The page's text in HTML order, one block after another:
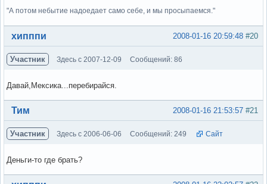
"А потом небытие надоедает само себе, и мы просыпаемся."
Вне форума #20
2008-01-16 20:59:48
хипппи
Участник Здесь с 2007-12-09 Сообщений: 86
Давай,Мексика...перебирайся.
Вне форума #21
2008-01-16 21:53:57
Тим
Участник Здесь с 2006-06-06 Сообщений: 249 Сайт
Деньги-то где брать?